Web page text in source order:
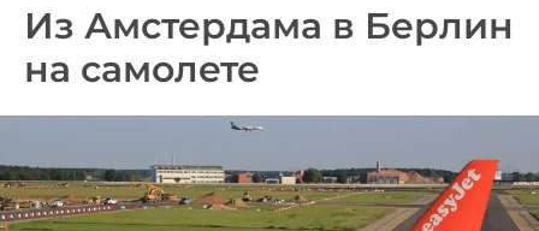
Из Амстердама в Берлин
на самолете